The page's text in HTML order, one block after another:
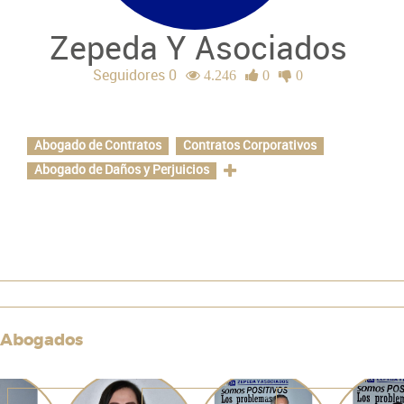
Zepeda Y Asociados
Seguidores 0 4.246 0 0
Abogado de Contratos
Contratos Corporativos
Abogado de Daños y Perjuicios
Abogados